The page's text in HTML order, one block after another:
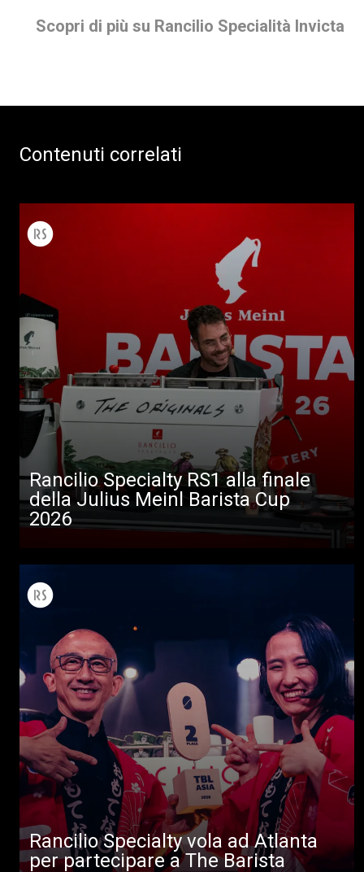
Scopri di più su Rancilio Specialità Invicta
Contenuti correlati
Rancilio Specialty RS1 alla finale
della Julius Meinl Barista Cup
2026
Rancilio Specialty vola ad Atlanta
per partecipare a The Barista